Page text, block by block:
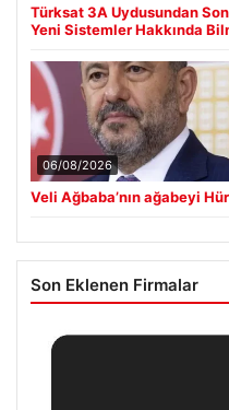
Türksat 3A Uydusundan
Yeni Sistemler Hakkında
06/08/2026
Veli Ağbaba’nın ağabeyi
Son Eklenen Firmalar